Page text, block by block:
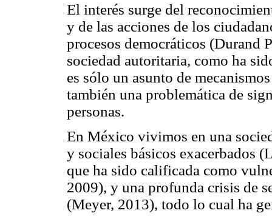
El interés surge del
y de las acciones de los
procesos democráticos (Durand
sociedad autoritaria, como ha
es sólo un asunto de
también una problemática de
personas.
En México vivimos en una
y sociales básicos exacerbados
que ha sido calificada como
2009), y una profunda crisis de
(Meyer, 2013), todo lo cual ha